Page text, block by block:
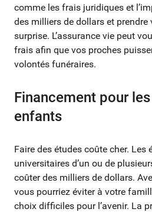
comme les frais juridiques et
des milliers de dollars et
surprise. L’assurance vie peut
frais afin que vos proches
volontés funéraires.
Financement pour
enfants
Faire des études coûte cher. Les
universitaires d’un ou de
coûter des milliers de dollars.
vous pourriez éviter à votre
choix difficiles pour l’avenir. La